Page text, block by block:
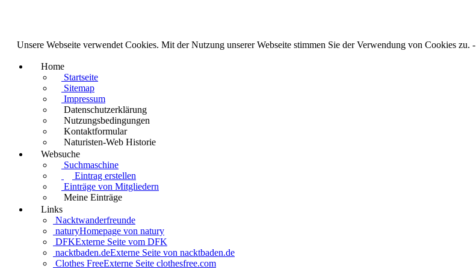
Unsere Webseite verwendet Cookies. Mit der Nutzung unserer Webseite stimmen Sie der Verwendung von Cookies zu. -
Home
Startseite
Sitemap
Impressum
Datenschutzerklärung
Nutzungsbedingungen
Kontaktformular
Naturisten-Web Historie
Websuche
Suchmaschine
Eintrag erstellen
Einträge von Mitgliedern
Meine Einträge
Links
Nacktwanderfreunde
naturyHomepage von natury
DFKExterne Seite vom DFK
nacktbaden.deExterne Seite von nacktbaden.de
Clothes FreeExterne Seite clothesfree.com